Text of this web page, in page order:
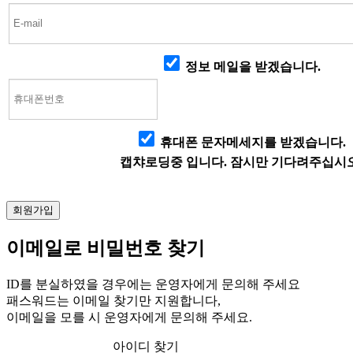
정보 메일을 받겠습니다.
휴대폰 문자메세지를 받겠습니다.
캡챠로딩중 입니다. 잠시만 기다려주십시
이메일로 비밀번호 찾기
ID를 분실하였을 경우에는 운영자에게 문의해 주세요
패스워드는 이메일 찾기만 지원합니다,
이메일을 모를 시 운영자에게 문의해 주세요.
아이디 찾기